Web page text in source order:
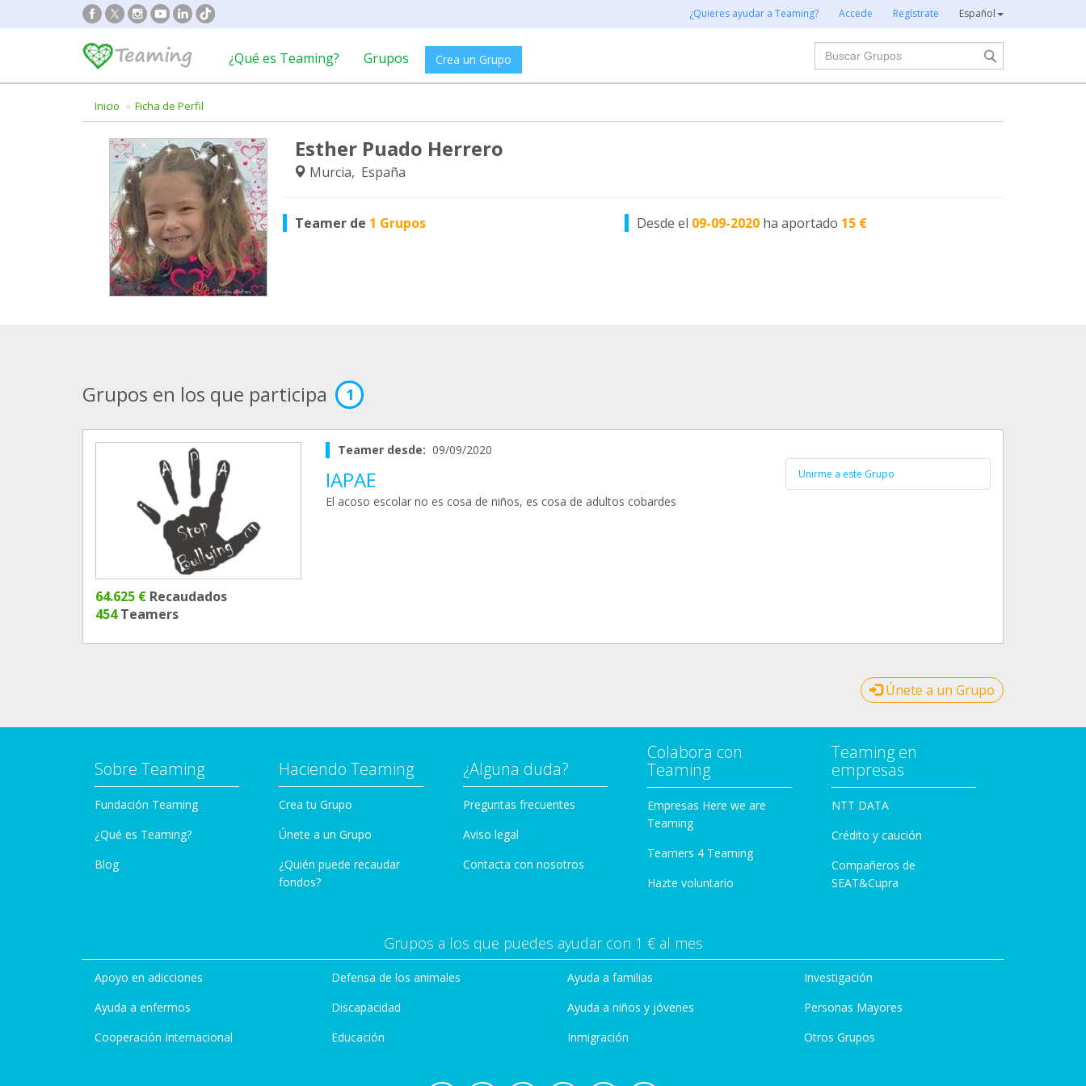
¿Quieres ayudar a Teaming? Accede Regístrate Español
¿Qué es Teaming? Grupos Crea un Grupo
Buscar
Inicio Ficha de Perfil
Esther Puado Herrero
Murcia, España
Teamer de 1 Grupos Desde el 09-09-2020 ha aportado 15 €
Grupos en los que participa 1
64.625 € Recaudados
454Teamers
Teamer desde: 09/09/2020
IAPAE
El acoso escolar no es cosa de niños, es cosa de adultos cobardes
Unirme a este Grupo
Únete a un Grupo
Sobre Teaming
Fundación Teaming
¿Qué es Teaming?
Blog
Haciendo Teaming
Crea tu Grupo
Únete a un Grupo
¿Quién puede recaudar
fondos?
¿Alguna duda?
Preguntas frecuentes
Aviso legal
Contacta con nosotros
Colabora con
Teaming
Empresas Here we are
Teaming
Teamers 4 Teaming
Hazte voluntario
Teaming en
empresas
NTT DATA
Crédito y caución
Compañeros de
SEAT&Cupra
Grupos a los que puedes ayudar con 1 € al mes
Apoyo en adicciones
Ayuda a enfermos
Cooperación Internacional
Defensa de los animales
Discapacidad
Educación
Ayuda a familias
Ayuda a niños y jóvenes
Inmigración
Investigación
Personas Mayores
Otros Grupos